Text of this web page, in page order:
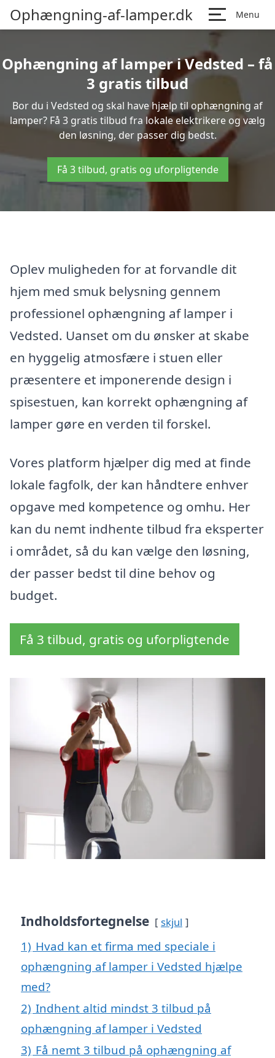
Ophængning-af-lamper.dk Menu
Ophængning af lamper i Vedsted – få
3 gratis tilbud
Bor du i Vedsted og skal have hjælp til ophængning af
lamper? Få 3 gratis tilbud fra lokale elektrikere og vælg
den løsning, der passer dig bedst.
Få 3 tilbud, gratis og uforpligtende
Oplev muligheden for at forvandle dit
hjem med smuk belysning gennem
professionel ophængning af lamper i
Vedsted. Uanset om du ønsker at skabe
en hyggelig atmosfære i stuen eller
præsentere et imponerende design i
spisestuen, kan korrekt ophængning af
lamper gøre en verden til forskel.
Vores platform hjælper dig med at finde
lokale fagfolk, der kan håndtere enhver
opgave med kompetence og omhu. Her
kan du nemt indhente tilbud fra eksperter
i området, så du kan vælge den løsning,
der passer bedst til dine behov og
budget.
Få 3 tilbud, gratis og uforpligtende
Indholdsfortegnelse skjul
1) Hvad kan et firma med speciale i
ophængning af lamper i Vedsted hjælpe
med?
2) Indhent altid mindst 3 tilbud på
ophængning af lamper i Vedsted
3) Få nemt 3 tilbud på ophængning af